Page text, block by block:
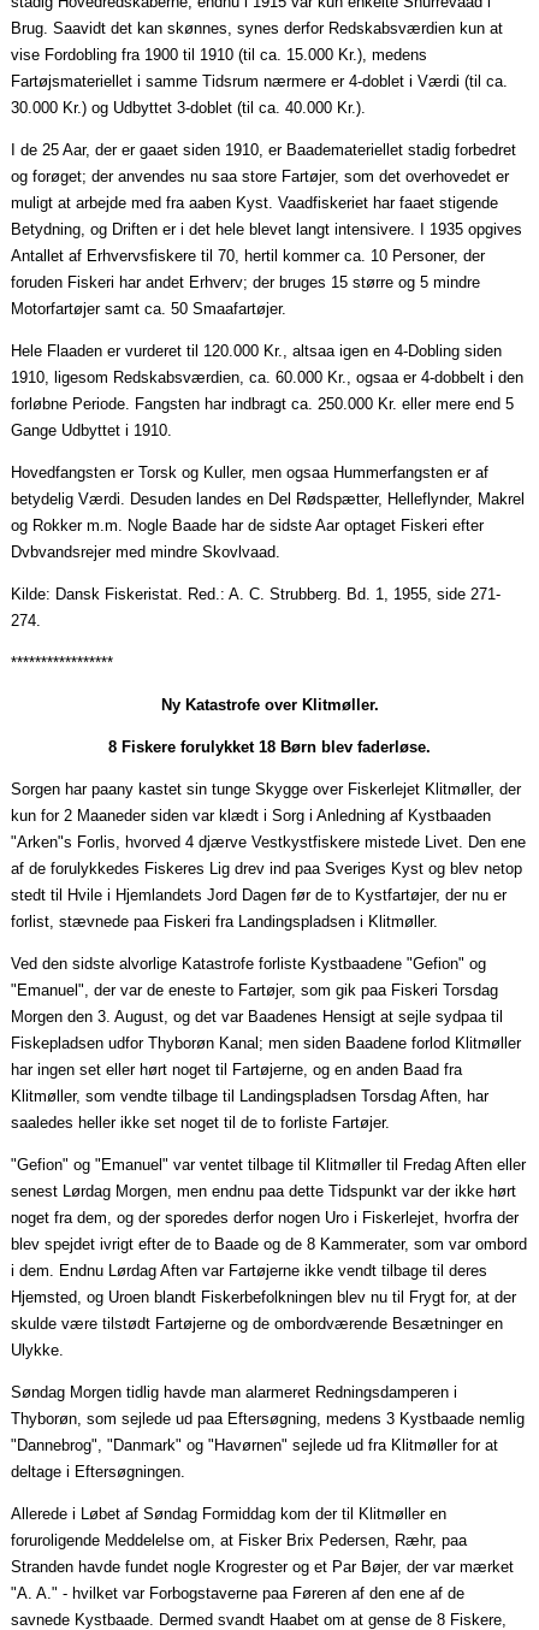
Brug.Saavidt det kan skønnes, synes derfor Redskabsværdien kun at
vise Fordobling fra 1900 til 1910 (til ca. 15.000 Kr.), medens
Fartøjsmateriellet i samme Tidsrum nærmere er 4-doblet i Værdi (til ca.
30.000 Kr.) og Udbyttet 3-doblet (til ca. 40.000 Kr.).
I de 25Aar, der ergaaet siden 1910, er Baademateriellet stadig forbedret
og forøget; der anvendes nusaa store Fartøjer, som det overhovedet er
muligt at arbejde med fraaaben Kyst.Vaadfiskeriet harfaaet stigende
Betydning, og Driften er i det hele blevet langt intensivere. I 1935 opgives
Antallet af Erhvervsfiskere til 70, hertil kommer ca. 10 Personer, der
foruden Fiskeri har andet Erhverv; der bruges 15 større og 5 mindre
Motorfartøjer samt ca. 50Smaafartøjer.
Hele Flaaden er vurderet til 120.000 Kr.,altsaa igen en 4-Dobling siden
1910, ligesom Redskabsværdien, ca. 60.000 Kr.,ogsaa er 4-dobbelt i den
forløbne Periode. Fangsten har indbragt ca. 250.000 Kr. eller mere end 5
Gange Udbyttet i 1910.
Hovedfangsten er Torsk og Kuller, menogsaa Hummerfangsten er af
betydelig Værdi. Desuden landes en Del Rødspætter, Helleflynder, Makrel
og Rokker m.m. Nogle Baade har de sidsteAaroptaget Fiskeri efter
Dvbvandsrejermed mindreSkovlvaad
Kilde: Dansk Fiskeristat. Red.: A. C.Strubberg . Bd. 1, 1955, side 271-
274.
*****************
Ny Katastrofe over Klitmøller.
8 Fiskere forulykket 18 Børn blev faderløse.
Sorgen harpaany kastet sin tunge Skygge over Fiskerlejet Klitmøller, der
kun for 2 Maanedersiden var klædt i Sorg i Anledning af Kystbaaden
"Arken"s Forlis, hvorved 4 djærve Vestkystfiskere mistede Livet. Den ene
af de forulykkedes Fiskeres Lig drev indpaa Sveriges Kyst og blev netop
stedt til Hvile i Hjemlandets Jord Dagen før de to Kystfartøjer, der nu er
forlist, stævnedepaa Fiskeri fra Landingspladsen i Klitmøller.
Ved den sidste alvorlige Katastrofe forliste Kystbaadene "Gefion" og
"Emanuel", der var de eneste to Fartøjer, som gikpaa Fiskeri Torsdag
Morgen den 3. August, og det var Baadenes Hensigt at sejlesydpaa til
Fiskepladsen udfor Thyborøn Kanal; men siden Baadene forlod Klitmøller
har ingen set eller hørt noget til Fartøjerne, og en anden Baad fra
Klitmøller, som vendte tilbage til Landingspladsen Torsdag Aften, har
saaledes heller ikke set noget til de to forliste Fartøjer.
"Gefion" og "Emanuel" var ventet tilbage til Klitmøller til Fredag Aften eller
senest Lørdag Morgen, men endnupaa dette Tidspunkt var der ikke hørt
noget fra dem, og der sporedes derfor nogen Uro i Fiskerlejet, hvorfra der
blev spejdet ivrigt efter de to Baade og de 8 Kammerater, som var ombord
i dem. Endnu Lørdag Aften var Fartøjerne ikke vendt tilbage til deres
Hjemsted, og Uroen blandt Fiskerbefolkningen blev nu til Frygt for, at der
skulde være tilstødt Fartøjerne og de ombordværende Besætninger en
Ulykke.
Søndag Morgen tidlig havde man alarmeret Redningsdamperen i
Thyborøn, som sejlede udpaa Eftersøgning, medens 3 Kystbaade nemlig
"Dannebrog", "Danmark" og "Havørnen" sejlede ud fra Klitmøller for at
deltage i Eftersøgningen.
Allerede i Løbet af Søndag Formiddag kom der til Klitmøller en
foruroligende Meddelelse om, at Fisker Brix Pedersen, Ræhr,paa
Stranden havde fundet nogle Krogrester og et Par Bøjer, der var mærket
"A. A." - hvilket var Forbogstavernepaa Føreren af den ene af de
savnede Kystbaade . Dermed svandt Haabet om at gense de 8 Fiskere,